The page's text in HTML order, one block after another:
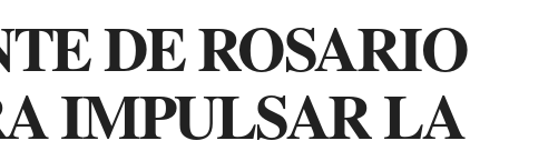
DE ROSARIO
IMPULSAR LA